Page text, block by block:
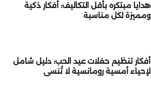
هدايا مبتكره بأقل التكاليف: أفكار ذكية
ومميزة لكل مناسبة
أفكار تنظيم حفلات عيد الحب: دليل شامل
لإحياء أمسية رومانسية لا تُنسى